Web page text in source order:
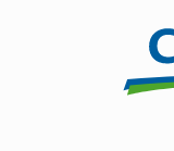
Efecto